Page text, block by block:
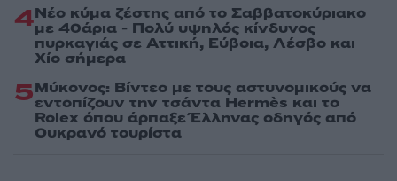
4Νέο κύμα ζέστης από το Σαββατοκύριακο
με 40άρια - Πολύ υψηλός κίνδυνος
πυρκαγιάς σε Αττική, Εύβοια, Λέσβο και
Χίο σήμερα
5Μύκονος: Βίντεο με τους αστυνομικούς να
εντοπίζουν την τσάντα Hermès και το
Rolex όπου άρπαξε Έλληνας οδηγός από
Ουκρανό τουρίστα